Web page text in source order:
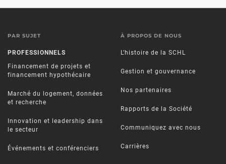
PAR SUJET
PROFESSIONNELS
Financement de projets et
financement hypothécaire
Marché du logement, données
et recherche
Innovation et leadership dans
le secteur
Événements et conférenciers
À PROPOS DE NOUS
L’histoire de la SCHL
Gestion et gouvernance
Nos partenaires
Rapports de la Société
Communiquez avec nous
Carrières